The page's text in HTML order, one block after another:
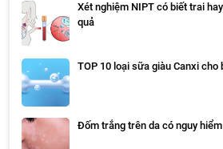
Xét nghiệm NIPT có biết trai
quả
TOP 10 loại sữa giàu Canxi
Đốm trắng trên da có nguy